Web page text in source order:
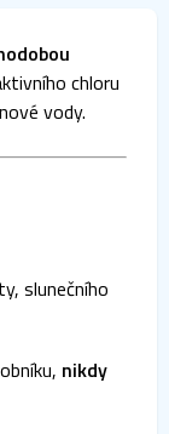
chloru
vody.
slunečního
nikdy